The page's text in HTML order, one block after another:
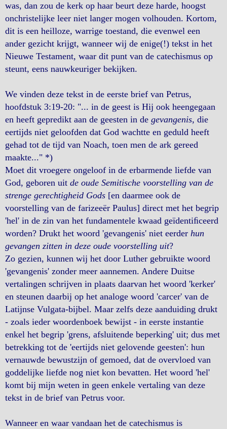
was, dan zou de kerk op haar beurt deze harde, hoogst
onchristelijke leer niet langer mogen volhouden. Kortom,
dit is een heilloze, warrige toestand, die evenwel een
ander gezicht krijgt, wanneer wij de enige(!) tekst in het
Nieuwe Testament, waar dit punt van de catechismus op
steunt, eens nauwkeuriger bekijken.
We vinden deze tekst in de eerste brief van Petrus,
hoofdstuk 3:19-20: "... in de geest is Hij ook heengegaan
en heeft gepredikt aan de geesten in de gevangenis, die
eertijds niet geloofden dat God wachtte en geduld heeft
gehad tot de tijd van Noach, toen men de ark gereed
maakte..." *)
Moet dit vroegere ongeloof in de erbarmende liefde van
God, geboren uit de oude Semitische voorstelling van de
strenge gerechtigheid Gods [en daarmee ook de
voorstelling van de farizeeër Paulus] direct met het begrip
'hel' in de zin van het fundamentele kwaad geïdentiﬁceerd
worden? Drukt het woord 'gevangenis' niet eerder hun
gevangen zitten in deze oude voorstelling uit?
Zo gezien, kunnen wij het door Luther gebruikte woord
'gevangenis' zonder meer aannemen. Andere Duitse
vertalingen schrijven in plaats daarvan het woord 'kerker'
en steunen daarbij op het analoge woord 'carcer' van de
Latijnse Vulgata-bijbel. Maar zelfs deze aanduiding drukt
- zoals ieder woordenboek bewijst - in eerste instantie
enkel het begrip 'grens, afsluitende beperking' uit; dus met
betrekking tot de 'eertijds niet gelovende geesten': hun
vernauwde bewustzijn of gemoed, dat de overvloed van
goddelijke liefde nog niet kon bevatten. Het woord 'hel'
komt bij mijn weten in geen enkele vertaling van deze
tekst in de brief van Petrus voor.
Wanneer en waar vandaan het de catechismus is